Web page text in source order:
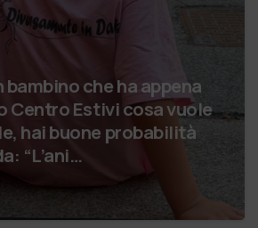
bambino che ha appena
Centro Estivi cosa vuole
hai buone probabilità
“L’ani…